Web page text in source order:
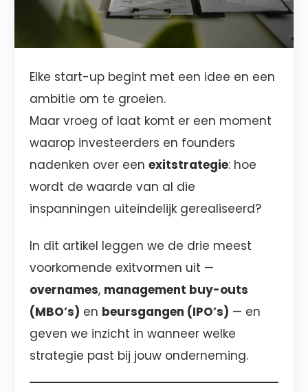
Elke start-up begint met een idee en een
ambitie om te groeien.
Maar vroeg of laat komt er een moment
waarop investeerders en founders
nadenken over een exitstrategie: hoe
wordt de waarde van al die
inspanningen uiteindelijk gerealiseerd?
In dit artikel leggen we de drie meest
voorkomende exitvormen uit —
overnames, management buy-outs
(MBO’s) en beursgangen (IPO’s) — en
geven we inzicht in wanneer welke
strategie past bij jouw onderneming.